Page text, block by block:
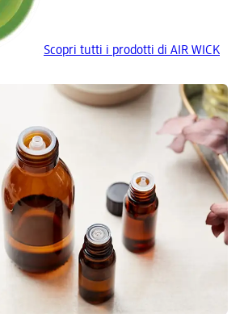
Scopri tutti i prodotti di AIR WICK